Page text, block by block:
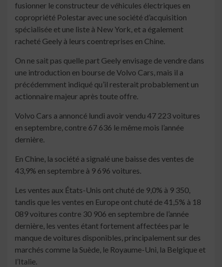
fusionner le constructeur de véhicules électriques en
copropriété Polestar avec une société d’acquisition
spécialisée et une liste à New York, et a également
racheté Geely à leurs coentreprises en Chine.
On ne sait pas quelle part Geely envisage de vendre dans
une introduction en bourse de Volvo Cars, mais il a
précédemment indiqué qu’il resterait probablement un
actionnaire majeur après toute offre.
Volvo Cars a annoncé lundi avoir vendu 47 223 voitures
en septembre, contre 67 636 le même mois l’année
dernière.
En Chine, la société a signalé une baisse des ventes de
43,9% en septembre à 9 696 voitures.
Les ventes aux États-Unis ont chuté de 9,0% à 9 350,
tandis que les ventes en Europe ont chuté de 41,5% à 18
089 voitures contre 30 906 en septembre de l’année
dernière, les ventes étant fortement affectées par le
manque de voitures disponibles, principalement sur des
marchés comme la Suède, le Royaume-Uni, la Belgique et
l’Italie.